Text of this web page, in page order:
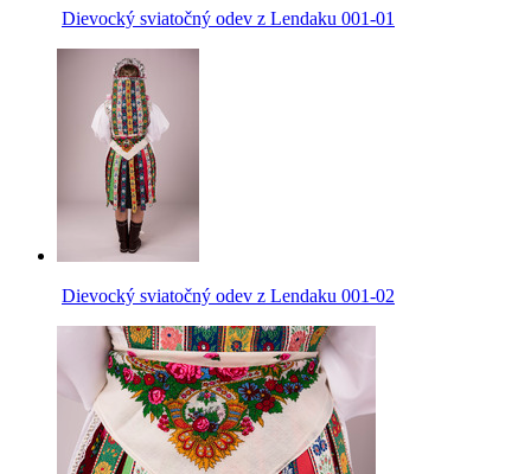
Dievocký sviatočný odev z Lendaku 001-01
Dievocký sviatočný odev z Lendaku 001-02